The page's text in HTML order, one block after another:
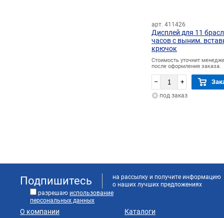
арт. 411426
Дисплей для 11
часов с выним.
крючок
Стоимость уточнит
после оформления заказа.
– +
под заказ
Подпишитесь
на рассылку и получите информацию
о наших лучших предложениях
разрешаю использование
персональных данных
О компании
Каталоги